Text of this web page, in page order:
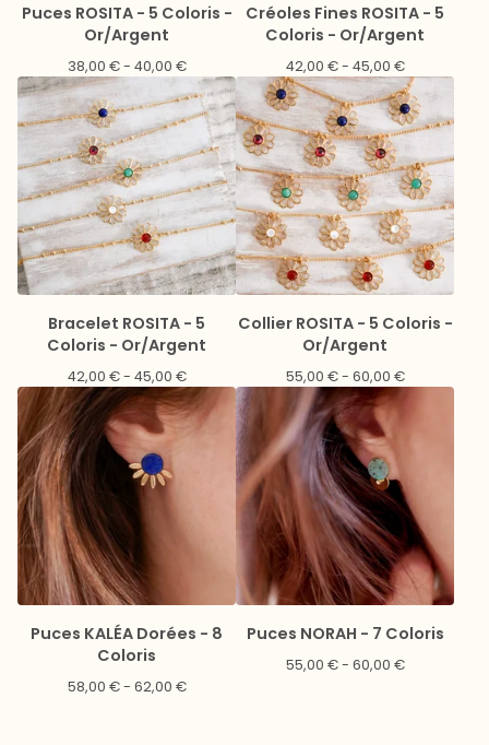
Puces ROSITA - 5 Coloris -
Or/Argent
38,00 €- 40,00 €
Créoles Fines ROSITA - 5
Coloris - Or/Argent
42,00 €- 45,00 €
Bracelet ROSITA - 5
Coloris - Or/Argent
42,00 €- 45,00 €
Collier ROSITA - 5 Coloris -
Or/Argent
55,00 €- 60,00 €
Puces KALÉA Dorées - 8
Coloris
58,00 €- 62,00 €
Puces NORAH - 7 Coloris
55,00 €- 60,00 €